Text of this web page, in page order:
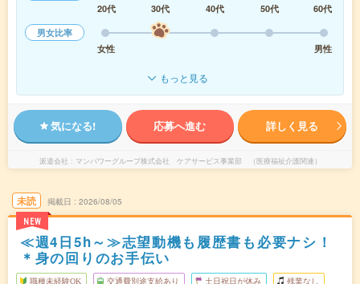
20代
30代 40代 50代
60代
男女比率
女性
男性
もっと見る
気になる! 応募へ進む 詳しく見る
派遣会社 マンパワーグループ株式会社 ケアサービス事業部 （医療福祉介護関連）
未読
NEW
掲載日 2026/08/05
≪週4日5h～≫志望動機も履歴書も必要ナシ！
＊身の回りのお手伝い
職種未経験OK 交通費別途支給あり 土日祝日が休み 残業なし